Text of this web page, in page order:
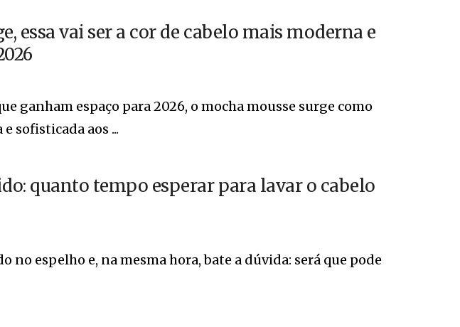
essa vai ser a cor de cabelo mais moderna e
ganham espaço para 2026, o mocha mousse surge como
sofisticada aos ...
quanto tempo esperar para lavar o cabelo
no espelho e, na mesma hora, bate a dúvida: será que pode